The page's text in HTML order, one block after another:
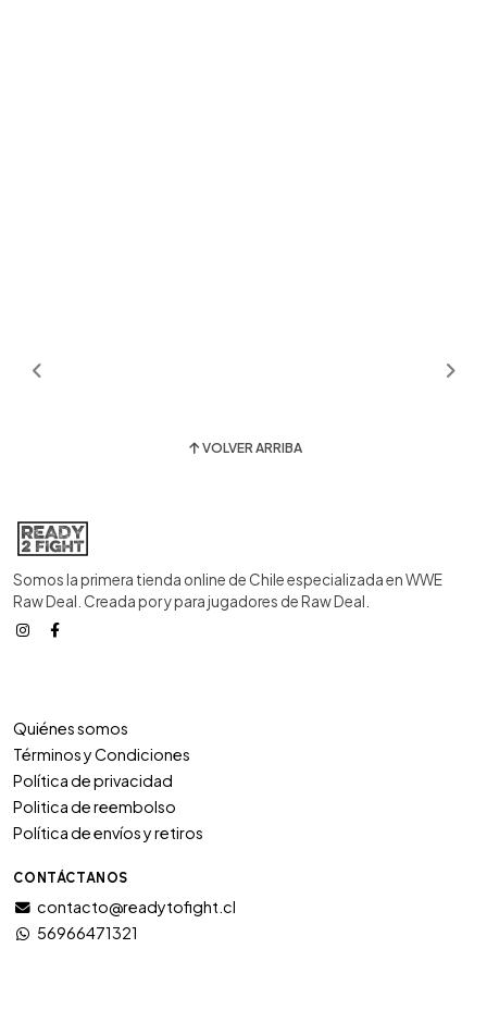
VOLVER ARRIBA
Somos la primera tienda online de Chile especializada en WWE
Raw Deal. Creada por y para jugadores de Raw Deal.
Quiénes somos
Términos y Condiciones
Política de privacidad
Politica de reembolso
Política de envíos y retiros
CONTÁCTANOS
contacto@readytofight.cl
56966471321